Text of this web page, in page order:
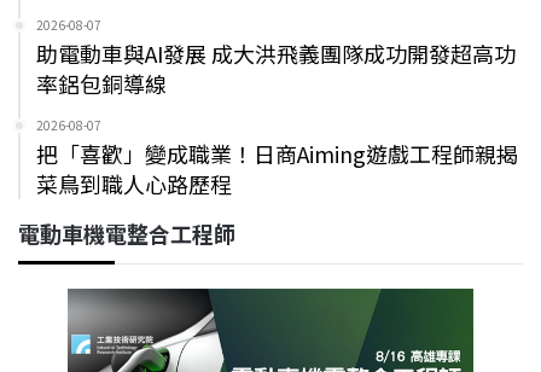
2026-08-07
助電動車與AI發展 成大洪飛義團隊成功開發超高功
率鋁包銅導線
2026-08-07
把「喜歡」變成職業！日商Aiming遊戲工程師親揭
菜鳥到職人心路歷程
電動車機電整合工程師